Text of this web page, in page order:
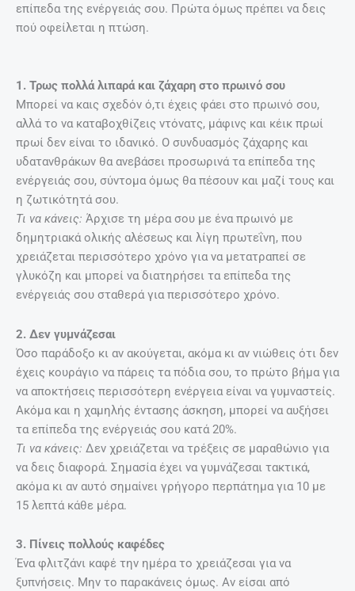
επίπεδα της ενέργειάς σου. Πρώτα όμως πρέπει να δεις
πού οφείλεται η πτώση.
1. Τρως πολλά λιπαρά και ζάχαρη στο πρωινό σου
Μπορεί να καις σχεδόν ό,τι έχεις φάει στο πρωινό σου,
αλλά το να καταβοχθίζεις ντόνατς, μάφινς και κέικ πρωί
πρωί δεν είναι το ιδανικό. Ο συνδυασμός ζάχαρης και
υδατανθράκων θα ανεβάσει προσωρινά τα επίπεδα της
ενέργειάς σου, σύντομα όμως θα πέσουν και μαζί τους και
η ζωτικότητά σου.
Τι να κάνεις: Άρχισε τη μέρα σου με ένα πρωινό με
δημητριακά ολικής αλέσεως και λίγη πρωτεΐνη, που
χρειάζεται περισσότερο χρόνο για να μετατραπεί σε
γλυκόζη και μπορεί να διατηρήσει τα επίπεδα της
ενέργειάς σου σταθερά για περισσότερο χρόνο.
2. Δεν γυμνάζεσαι
Όσο παράδοξο κι αν ακούγεται, ακόμα κι αν νιώθεις ότι δεν
έχεις κουράγιο να πάρεις τα πόδια σου, το πρώτο βήμα για
να αποκτήσεις περισσότερη ενέργεια είναι να γυμναστείς.
Ακόμα και η χαμηλής έντασης άσκηση, μπορεί να αυξήσει
τα επίπεδα της ενέργειάς σου κατά 20%.
Τι να κάνεις: Δεν χρειάζεται να τρέξεις σε μαραθώνιο για
να δεις διαφορά. Σημασία έχει να γυμνάζεσαι τακτικά,
ακόμα κι αν αυτό σημαίνει γρήγορο περπάτημα για 10 με
15 λεπτά κάθε μέρα.
3. Πίνεις πολλούς καφέδες
Ένα φλιτζάνι καφέ την ημέρα το χρειάζεσαι για να
ξυπνήσεις. Μην το παρακάνεις όμως. Αν είσαι από